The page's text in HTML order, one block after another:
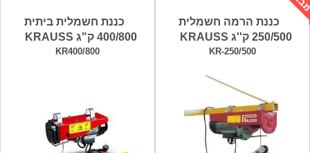
כננת הרמה חשמלית
250/500 ק''ג KRAUSS
KR-250/500
כננת חשמלית ביתית
400/800 ק"ג KRAUSS
KR400/800